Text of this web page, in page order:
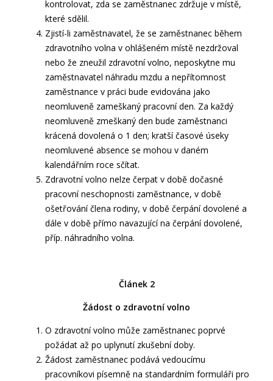
kontrolovat, zda se zaměstnanec zdržuje v místě,
které sdělil.
Zjistí-li zaměstnavatel, že se zaměstnanec během
zdravotního volna v ohlášeném místě nezdržoval
nebo že zneužil zdravotní volno, neposkytne mu
zaměstnavatel náhradu mzdu a nepřítomnost
zaměstnance v práci bude evidována jako
neomluveně zameškaný pracovní den. Za každý
neomluveně zmeškaný den bude zaměstnanci
krácená dovolená o 1 den; kratší časové úseky
neomluvené absence se mohou v daném
kalendářním roce sčítat.
Zdravotní volno nelze čerpat v době dočasné
pracovní neschopnosti zaměstnance, v době
ošetřování člena rodiny, v době čerpání dovolené a
dále v době přímo navazující na čerpání dovolené,
příp. náhradního volna.
Článek 2
Žádost o zdravotní volno
O zdravotní volno může zaměstnanec poprvé
požádat až po uplynutí zkušební doby.
Žádost zaměstnanec podává vedoucímu
pracovníkovi písemně na standardním formuláři pro